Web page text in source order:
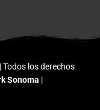
los derechos
Sonoma |